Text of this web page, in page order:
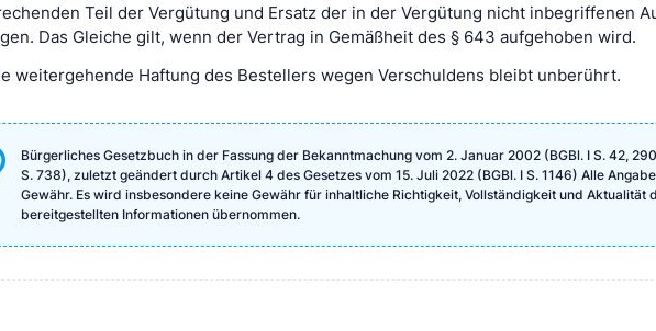
Teil der Vergütung und Ersatz der in der Vergütung nicht inbegriffenen
Das Gleiche gilt, wenn der Vertrag in Gemäßheit des § 643 aufgehoben wird.
weitergehende Haftung des Bestellers wegen Verschuldens bleibt unberührt.
Bürgerliches Gesetzbuch in der Fassung der Bekanntmachung vom 2. Januar 2002 (BGBl. I S. 42,
S. 738), zuletzt geändert durch Artikel 4 des Gesetzes vom 15. Juli 2022 (BGBl. I S. 1146) Alle
Gewähr. Es wird insbesondere keine Gewähr für inhaltliche Richtigkeit, Vollständigkeit und Aktualität
bereitgestellten Informationen übernommen.